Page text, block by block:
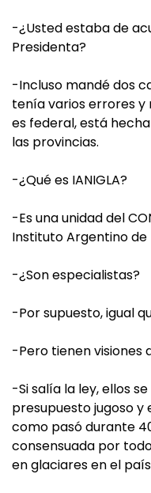
-¿Usted estaba de
Presidenta?
-Incluso mandé dos
tenía varios errores y
es federal, está
las provincias.
-¿Qué es IANIGLA?
-Es una unidad del
Instituto Argentino de
-¿Son especialistas?
-Por supuesto, igual
-Pero tienen visiones
-Si salía la ley, ellos
presupuesto jugoso
como pasó durante
consensuada por
en glaciares en el